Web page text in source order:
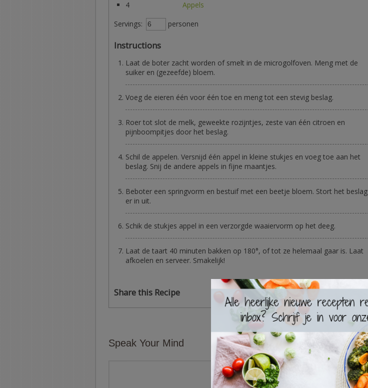
4
Appels
Servings:
personen
Instructions
Laat de boter zacht worden of smelt in de microgolfoven. Meng met de
suiker en (gezeefde) bloem.
Voeg de eieren één voor één toe en meng tot een stevig beslag.
Roer tot slot de melk, geweekte rozijntjes, zeste van één citroen en
pijnboompitjes door het beslag.
Schil de appelen. Versnijd één appel in kleine stukjes en voeg toe aan het
beslag. Snij de andere appels in fijne maantjes.
Beboter een springvorm en bestuif met een beetje bloem. Stort het beslag
er in uit.
Schik de stukjes appel in een verzorgde waaiervorm op het deeg.
Laat de taart 40 minuten bakken op 180°, of tot ze helemaal gaar is. Laat
afkoelen en serveer. Smakelijk!
Share this Recipe
Speak Your Mind